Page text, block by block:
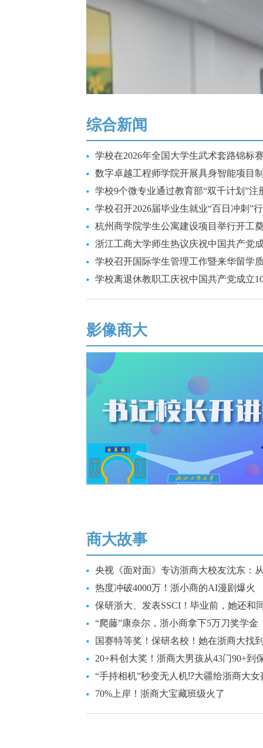
综合新闻
学校在2026年全国大学生武术套路锦标
数字卓越工程师学院开展具身智能项目
学校9个微专业通过教育部“双千计划”注
学校召开2026届毕业生就业“百日冲刺”
杭州商学院学生公寓建设项目举行开工
浙江工商大学师生热议庆祝中国共产党
学校召开国际学生管理工作暨来华留学
学校离退休教职工庆祝中国共产党成立
影像商大
商大故事
央视《面对面》专访浙商大校友沈东：
热度冲破4000万！浙小商的AI漫剧爆火
保研浙大、发表SSCI！毕业前，她还和
“爬藤”康奈尔，浙小商拿下5万刀奖学金
国赛特等奖！保研名校！她在浙商大找
20+科创大奖！浙商大男孩从43门90+到
“手持相机”秒变无人机⁉️大疆给浙商大女
70%上岸！浙商大宝藏班级火了